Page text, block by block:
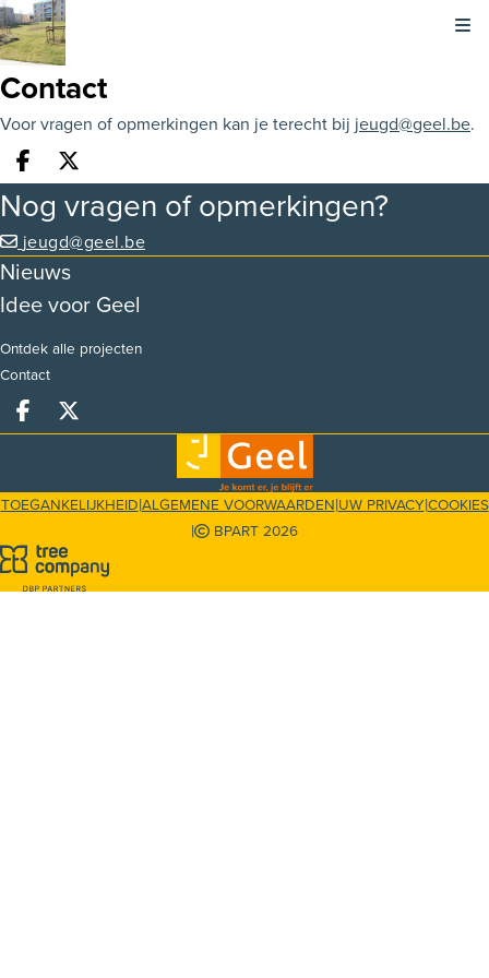
Contact
Voor vragen of opmerkingen kan je terecht bij jeugd@geel.be.
Deel op facebook
Deel op X
Nog vragen of opmerkingen?
jeugd@geel.be
Nieuws
Idee voor Geel
Ontdek alle projecten
Contact
Deel op facebook
Deel op X
TOEGANKELIJKHEID|ALGEMENE VOORWAARDEN|UW PRIVACY|COOKIES
| BPART 2026